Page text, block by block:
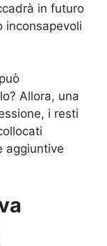
in futuro
inconsapevoli
Allora, una
i resti
aggiuntive